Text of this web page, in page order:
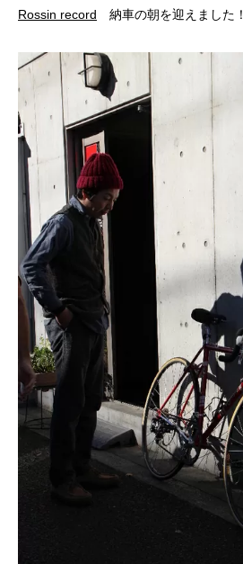
Rossin record 納車の朝を迎えました！